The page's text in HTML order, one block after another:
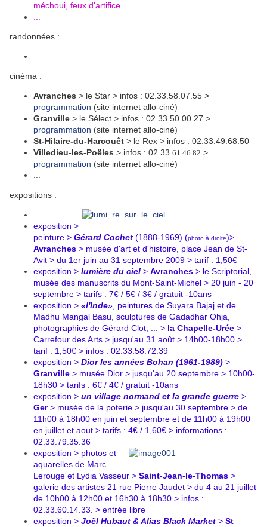
méchoui, feux d'artifice ...
randonnées :
cinéma :
Avranches > le Star > infos : 02.33.58.07.55 >
programmation (site internet allo-ciné)
Granville > le Sélect > infos : 02.33.50.00.27 >
programmation (site internet allo-ciné)
St-Hilaire-du-Harcouêt > le Rex > infos : 02.33.49.68.50
Villedieu-les-Poëles > infos : 02.33. 61.46.82 >
programmation (site internet allo-ciné)
expositions :
exposition >
peinture > Gérard Cochet (1888-1969) (photo à droite)>
Avranches > musée d'art et d'histoire, place Jean de St-
Avit > du 1er juin au 31 septembre 2009 > tarif : 1,50€
exposition > lumière du ciel > Avranches > le Scriptorial,
musée des manuscrits du Mont-Saint-Michel > 20 juin - 20
septembre > tarifs : 7€ / 5€ / 3€ / gratuit -10ans
exposition > «l'Inde», peintures de Suyara Bajaj et de
Madhu Mangal Basu, sculptures de Gadadhar Ohja,
photographies de Gérard Clot, ... > la Chapelle-Urée >
Carrefour des Arts > jusqu'au 31 août > 14h00-18h00 >
tarif : 1,50€ > infos : 02.33.58.72.39
exposition > Dior les années Bohan (1961-1989) >
Granville > musée Dior > jusqu'au 20 septembre > 10h00-
18h30 > tarifs : 6€ / 4€ / gratuit -10ans
exposition > un village normand et la grande guerre >
Ger> musée de la poterie > jusqu'au 30 septembre > de
11h00 à 18h00 en juin et septembre et de 11h00 à 19h00
en juillet et aout > tarifs : 4€ / 1,60€ > informations :
02.33.79.35.36
exposition > photos et
aquarelles de Marc
Lerouge et Lydia Vasseur > Saint-Jean-le-Thomas >
galerie des artistes 21 rue Pierre Jaudet > du 4 au 21 juillet
de 10h00 à 12h00 et 16h30 à 18h30 > infos :
02.33.60.14.33. > entrée libre
exposition > Joël Hubaut & Alias Black Market > St